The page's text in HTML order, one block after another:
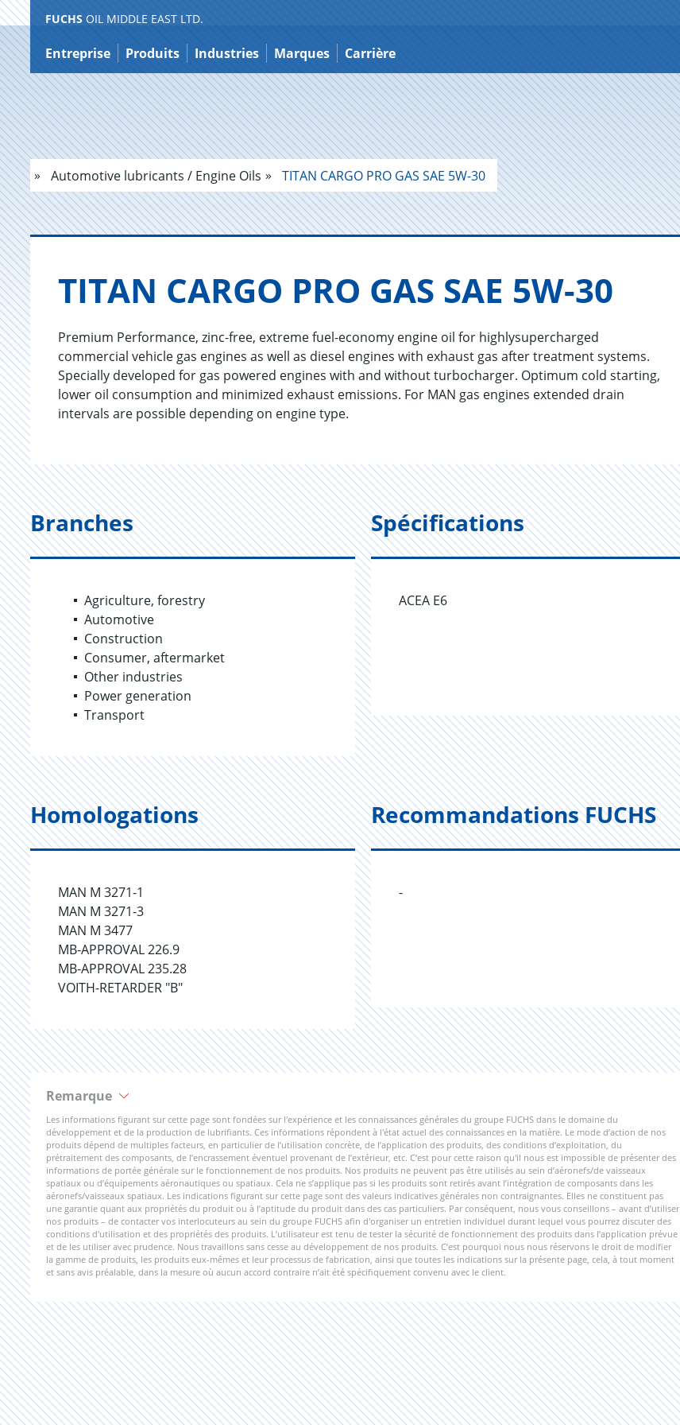
Contenu
FUCHS OIL MIDDLE EAST LTD.
Entreprise Produits Industries Marques Carrière
Automotive lubricants / Engine Oils TITAN CARGO PRO GAS SAE 5W-30
TITAN CARGO PRO GAS SAE 5W-30
Premium Performance, zinc-free, extreme fuel-economy engine oil for highlysupercharged
commercial vehicle gas engines as well as diesel engines with exhaust gas after treatment systems.
Specially developed for gas powered engines with and without turbocharger. Optimum cold starting,
lower oil consumption and minimized exhaust emissions. For MAN gas engines extended drain
intervals are possible depending on engine type.
Branches
Agriculture, forestry
Automotive
Construction
Consumer, aftermarket
Other industries
Power generation
Transport
Spécifications
ACEA E6
Homologations
MAN M 3271-1
MAN M 3271-3
MAN M 3477
MB-APPROVAL 226.9
MB-APPROVAL 235.28
VOITH-RETARDER "B"
Recommandations FUCHS
-
Remarque
Les informations figurant sur cette page sont fondées sur l'expérience et les connaissances générales du groupe FUCHS dans le domaine du
développement et de la production de lubrifiants. Ces informations répondent à l'état actuel des connaissances en la matière. Le mode d’action de nos
produits dépend de multiples facteurs, en particulier de l’utilisation concrète, de l’application des produits, des conditions d’exploitation, du
prétraitement des composants, de l’encrassement éventuel provenant de l’extérieur, etc. C’est pour cette raison qu'il nous est impossible de présenter des
informations de portée générale sur le fonctionnement de nos produits. Nos produits ne peuvent pas être utilisés au sein d’aéronefs/de vaisseaux
spatiaux ou d’équipements aéronautiques ou spatiaux. Cela ne s’applique pas si les produits sont retirés avant l’intégration de composants dans les
aéronefs/vaisseaux spatiaux. Les indications figurant sur cette page sont des valeurs indicatives générales non contraignantes. Elles ne constituent pas
une garantie quant aux propriétés du produit ou à l’aptitude du produit dans des cas particuliers. Par conséquent, nous vous conseillons – avant d’utiliser
nos produits – de contacter vos interlocuteurs au sein du groupe FUCHS afin d'organiser un entretien individuel durant lequel vous pourrez discuter des
conditions d'utilisation et des propriétés des produits. L’utilisateur est tenu de tester la sécurité de fonctionnement des produits dans l’application prévue
et de les utiliser avec prudence. Nous travaillons sans cesse au développement de nos produits. C’est pourquoi nous nous réservons le droit de modifier
la gamme de produits, les produits eux-mêmes et leur processus de fabrication, ainsi que toutes les indications sur la présente page, cela, à tout moment
et sans avis préalable, dans la mesure où aucun accord contraire n’ait été spécifiquement convenu avec le client.